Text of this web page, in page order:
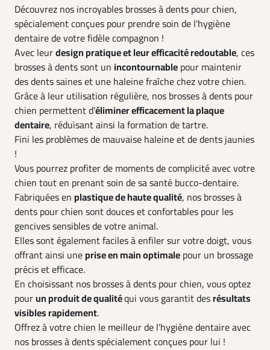
Découvrez nos incroyables brosses à dents pour chien,
spécialement conçues pour prendre soin de l'hygiène
dentaire de votre fidèle compagnon !
Avec leurdesign pratique et leur efficacité redoutable, ces
brosses à dents sont un incontournable pour maintenir
des dents saines et une haleine fraîche chez votre chien.
Grâce à leur utilisation régulière, nos brosses à dents pour
chien permettent d'éliminer efficacement la plaque
dentaire, réduisant ainsi la formation de tartre.
Fini les problèmes de mauvaise haleine et de dents jaunies
!
Vous pourrez profiter de moments de complicité avec votre
chien tout en prenant soin de sa santé bucco-dentaire.
Fabriquées en plastique de haute qualité, nos brosses à
dents pour chien sont douces et confortables pour les
gencives sensibles de votre animal.
Elles sont également faciles à enfiler sur votre doigt, vous
offrant ainsi uneprise en main optimale pour un brossage
précis et efficace.
En choisissant nos brosses à dents pour chien, vous optez
pourun produit de qualitéqui vous garantit desrésultats
visibles rapidement.
Offrez à votre chien le meilleur de l'hygiène dentaire avec
nos brosses à dents spécialement conçues pour lui !